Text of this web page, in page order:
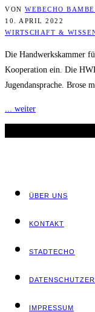
VON WEBECHO
10. APRIL 2022
WIRTSCHAFT &
Die Handwerkskammer
Kooperation ein. Die
Jugendansprache. Brose
... weiter
ÜBER UNS
KON­TAKT
STADT­ECHO
IMPRES­SUM